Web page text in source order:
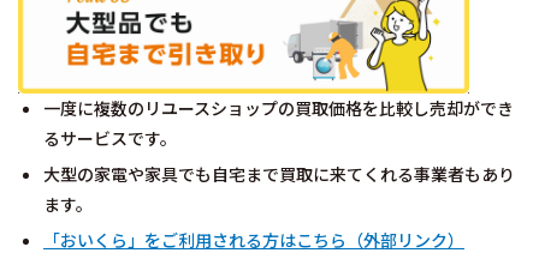
一度に複数のリユースショップの買取価格を比較し売却ができ
るサービスです。
大型の家電や家具でも自宅まで買取に来てくれる事業者もあり
ます。
「おいくら」をご利用される方はこちら（外部リンク）